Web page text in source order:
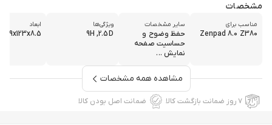
مشخصات
مناسب برای
Zenpad 8.0 Z380
سایر مشخصات
حفظ وضوح و
حساسیت صفحه
نمایش ...
ویژگی‌ها
9H ,2.5D
ابعاد
209x123x8.5
مشاهده همه مشخصات
۷ روز ضمانت بازگشت کالا ضمانت اصل بودن کالا